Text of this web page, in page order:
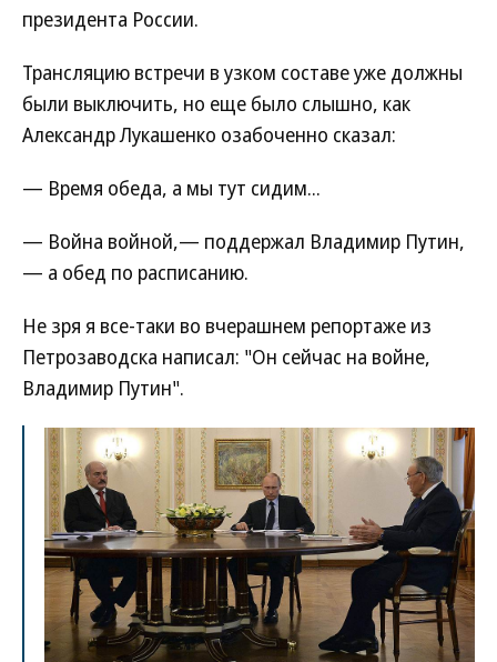
президента России.
Трансляцию встречи в узком составе уже должны
были выключить, но еще было слышно, как
Александр Лукашенко озабоченно сказал:
— Время обеда, а мы тут сидим...
— Война войной,— поддержал Владимир Путин,
— а обед по расписанию.
Не зря я все-таки во вчерашнем репортаже из
Петрозаводска написал: "Он сейчас на войне,
Владимир Путин".